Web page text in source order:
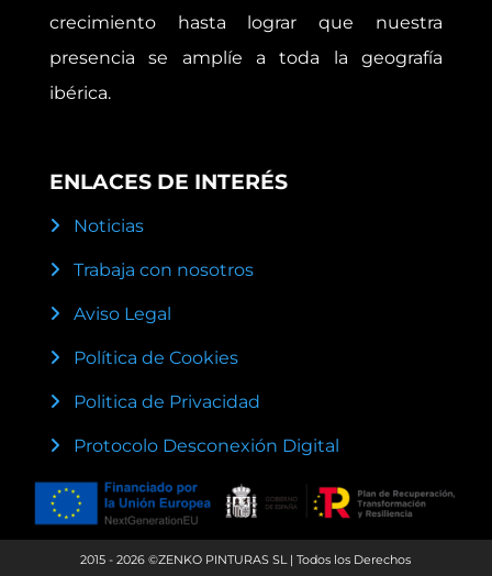
crecimiento hasta lograr que nuestra
presencia se amplíe a toda la geografía
ibérica.
ENLACES DE INTERÉS
Noticias
Trabaja con nosotros
Aviso Legal
Política de Cookies
Politica de Privacidad
Protocolo Desconexión Digital
2015 - 2026 ©ZENKO PINTURAS SL | Todos los Derechos